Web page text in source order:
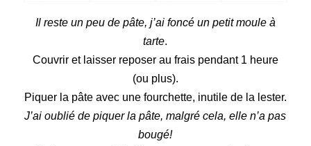
Il reste un peu de pâte, j’ai foncé un petit moule à
tarte.
Couvrir et laisser reposer au frais pendant 1 heure
(ou plus).
Piquer la pâte avec une fourchette, inutile de la lester.
J’ai oublié de piquer la pâte, malgré cela, elle n’a pas
bougé!